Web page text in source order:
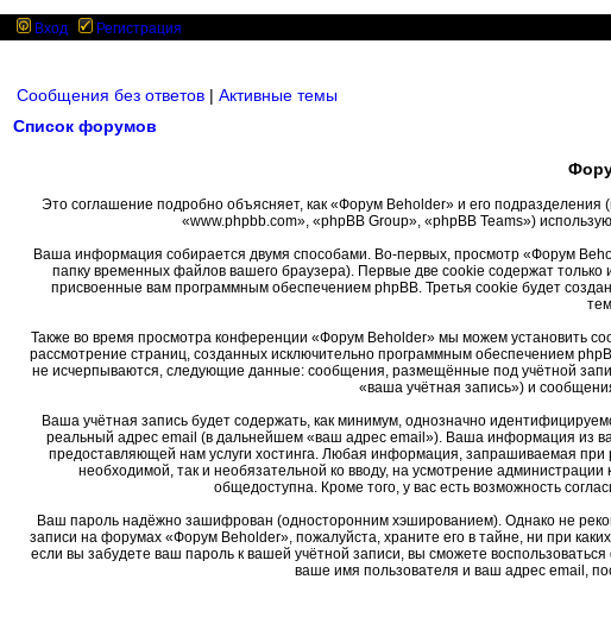
Вход Регистрация
Сообщения без ответов | Активные темы
Список форумов
Это соглашение подробно объясняет, как «Форум Beholder» и его
«www.phpbb.com», «phpBB Group», «phpBB Teams»)
Ваша информация собирается двумя способами. Во-первых, просмотр «Форум
папку временных файлов вашего браузера). Первые две cookie содержат
присвоенные вам программным обеспечением phpBB. Третья cookie будет
Также во время просмотра конференции «Форум Beholder» мы можем установить
рассмотрение страниц, созданных исключительно программным обеспечением
не исчерпываются, следующие данные: сообщения, размещённые под учётной
«ваша учётная запись») и
Ваша учётная запись будет содержать, как минимум, однозначно
реальный адрес email (в дальнейшем «ваш адрес email»). Ваша информация из
предоставляющей нам услуги хостинга. Любая информация, запрашиваемая
необходимой, так и необязательной ко вводу, на усмотрение
общедоступна. Кроме того, у вас есть возможность
Ваш пароль надёжно зашифрован (односторонним хэшированием). Однако не
записи на форумах «Форум Beholder», пожалуйста, храните его в тайне, ни при
если вы забудете ваш пароль к вашей учётной записи, вы сможете
ваше имя пользователя и ваш адрес email,